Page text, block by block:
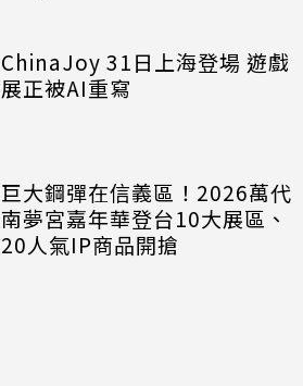
ChinaJoy 31日上海登場 遊戲
展正被AI重寫
巨大鋼彈在信義區！2026萬代
南夢宮嘉年華登台10大展區、
20人氣IP商品開搶